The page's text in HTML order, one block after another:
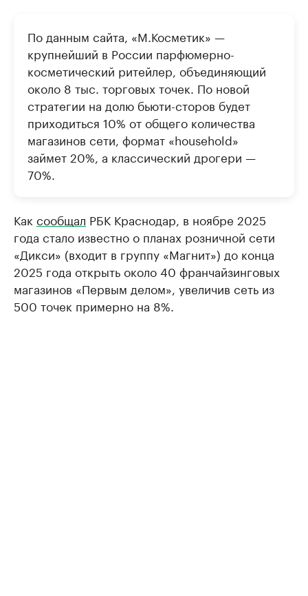
По данным сайта, «М.Косметик» —
крупнейший в России парфюмерно-
косметический ритейлер, объединяющий
около 8 тыс. торговых точек. По новой
стратегии на долю бьюти-сторов будет
приходиться 10% от общего количества
магазинов сети, формат «household»
займет 20%, а классический дрогери —
70%.
Как сообщал РБК Краснодар, в ноябре 2025
года стало известно о планах розничной сети
«Дикси» (входит в группу «Магнит») до конца
2025 года открыть около 40 франчайзинговых
магазинов «Первым делом», увеличив сеть из
500 точек примерно на 8%.